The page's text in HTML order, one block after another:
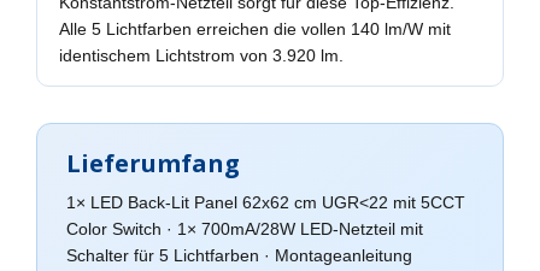
Alle 5 Lichtfarben erreichen die vollen 140 lm/W mit
identischem Lichtstrom von 3.920 lm.
Lieferumfang
1× LED Back-Lit Panel 62x62 cm UGR<22 mit 5CCT
Color Switch · 1× 700mA/28W LED-Netzteil mit
Schalter für 5 Lichtfarben · Montageanleitung